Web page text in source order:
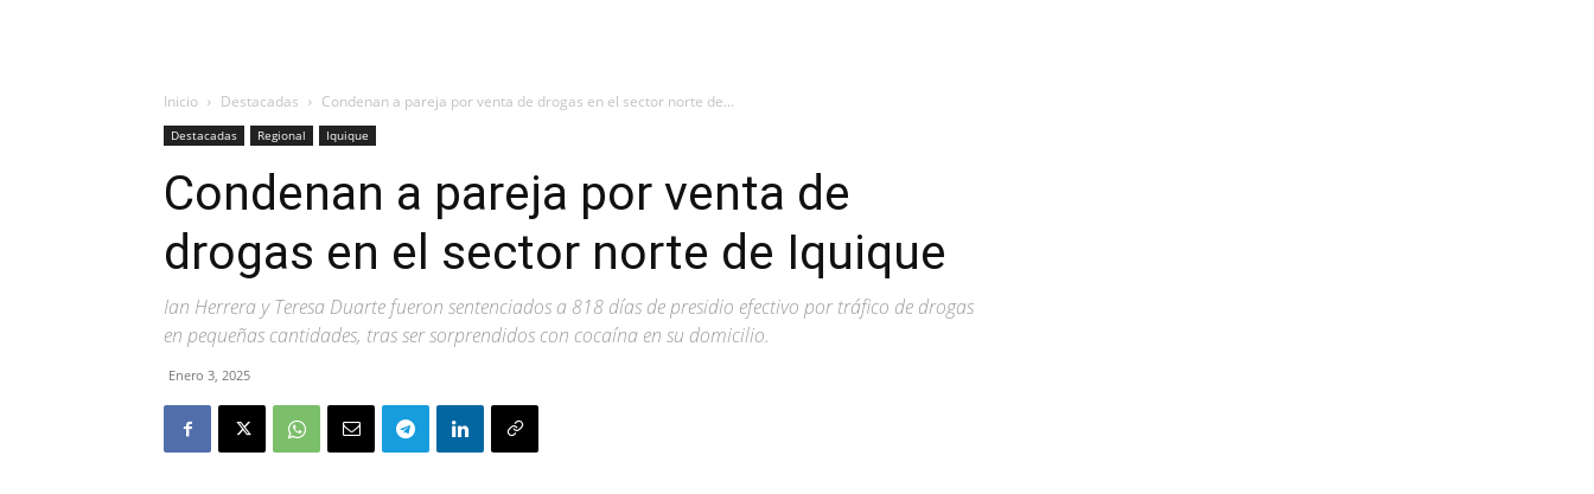
Inicio Destacadas Condenan a pareja por venta de drogas en el sector norte de...
Destacadas Regional Iquique
Condenan a pareja por venta de
drogas en el sector norte de Iquique
Ian Herrera y Teresa Duarte fueron sentenciados a 818 días de presidio efectivo por tráfico de drogas
en pequeñas cantidades, tras ser sorprendidos con cocaína en su domicilio.
Enero 3, 2025